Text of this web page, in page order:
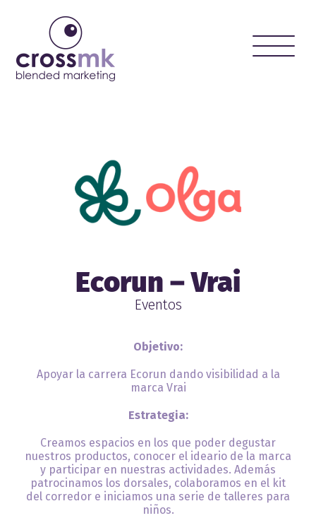
Toggle
Ecorun – Vrai
Eventos
Objetivo:
Apoyar la carrera Ecorun dando visibilidad a la
marca Vrai
Estrategia:
Creamos espacios en los que poder degustar
nuestros productos, conocer el ideario de la marca
y participar en nuestras actividades. Además
patrocinamos los dorsales, colaboramos en el kit
del corredor e iniciamos una serie de talleres para
niños.